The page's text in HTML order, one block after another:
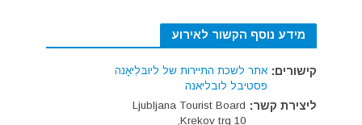
מידע נוסף הקשור לאירוע
קישורים: אתר לשכת התיירות של ליוּבּלִיאָנה
פסטיבל לובליאנה
ליצירת קשר: Ljubljana Tourist Board
Krekov trg 10,